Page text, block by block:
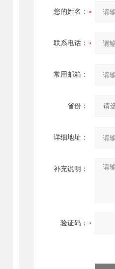
您的姓名：
联系电话：
常用邮箱：
省份：
详细地址：
补充说明：
验证码：